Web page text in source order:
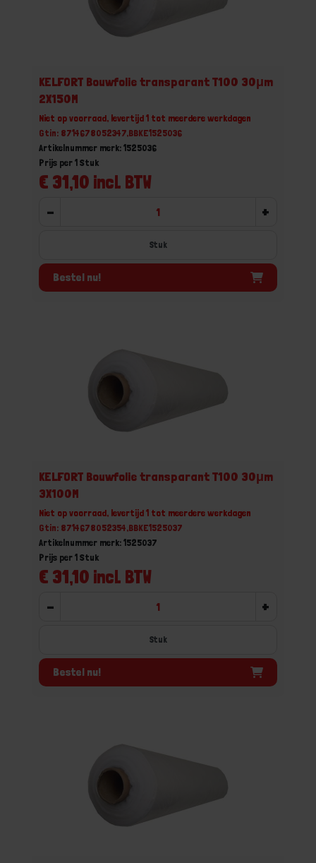
KELFORT Bouwfolie transparant T100 30μm
2X150M
Niet op voorraad, levertijd 1 tot meerdere werkdagen
Gtin: 8714678052347,BBKE1525036
Artikelnummer merk: 1525036
€ 31,10 incl. BTW
Prijs per 1 Stuk
- +
Stuk
Bestel nu!
KELFORT Bouwfolie transparant T100 30μm
3X100M
Niet op voorraad, levertijd 1 tot meerdere werkdagen
Gtin: 8714678052354,BBKE1525037
Artikelnummer merk: 1525037
€ 31,10 incl. BTW
Prijs per 1 Stuk
- +
Stuk
Bestel nu!